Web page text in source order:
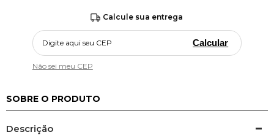
Calcule sua entrega
Calcular
Não sei meu CEP
SOBRE O PRODUTO
Descrição